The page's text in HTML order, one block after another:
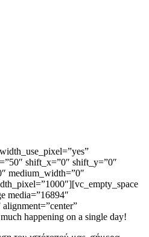
shift_x=”0″ shift_y=”0″
medium_width=”0″
media=”16894″
happening on a single day!